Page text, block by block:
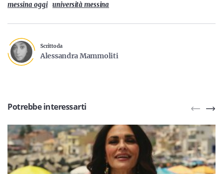
messina oggi università messina
Scritto da
Alessandra Mammoliti
Potrebbe interessarti